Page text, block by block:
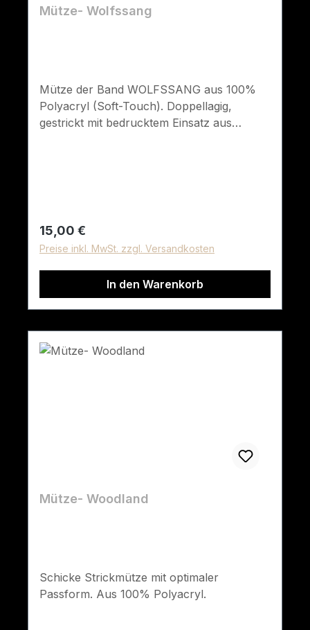
Mütze- Wolfssang
Mütze der Band WOLFSSANG aus 100%
Polyacryl (Soft-Touch). Doppellagig,
gestrickt mit bedrucktem Einsatz aus
Regulärer Preis:
15,00 €
Preise inkl. MwSt. zzgl. Versandkosten
In den Warenkorb
Mütze- Woodland
Schicke Strickmütze mit optimaler
Passform. Aus 100% Polyacryl.